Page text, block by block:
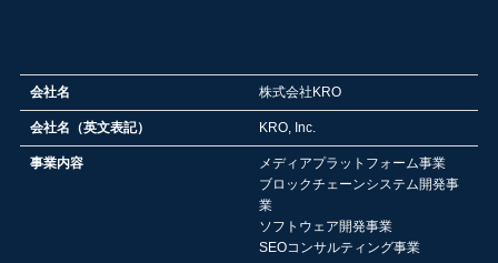
会社名 株式会社KRO
会社名（英文表記） KRO, Inc.
事業内容
メディアプラットフォーム事業
ブロックチェーンシステム開発事
業
ソフトウェア開発事業
SEOコンサルティング事業